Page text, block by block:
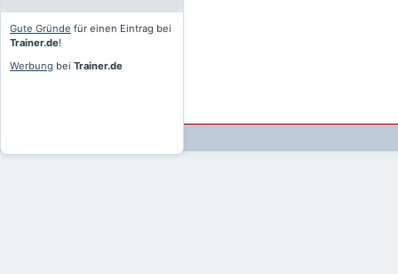
Gute Gründe für einen Eintrag bei
Trainer.de!
Werbung bei Trainer.de